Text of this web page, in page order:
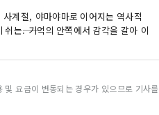
는――. 기억의 안쪽에서 감각을 갈아 이
요금이 변동되는 경우가 있으므로 기사를